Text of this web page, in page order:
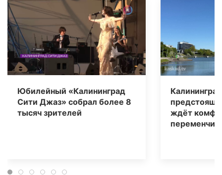
Юбилейный «Калининград
Сити Джаз» собрал более 8
тысяч зрителей
ждёт